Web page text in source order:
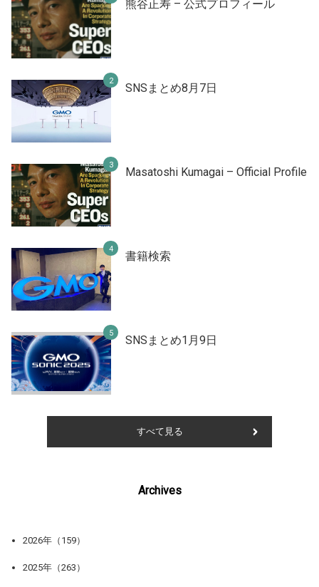
熊谷正寿 – 公式プロフィール
SNSまとめ8月7日
Masatoshi Kumagai – Official Profile
書籍検索
SNSまとめ1月9日
すべて見る
Archives
2026年（159）
2025年（263）